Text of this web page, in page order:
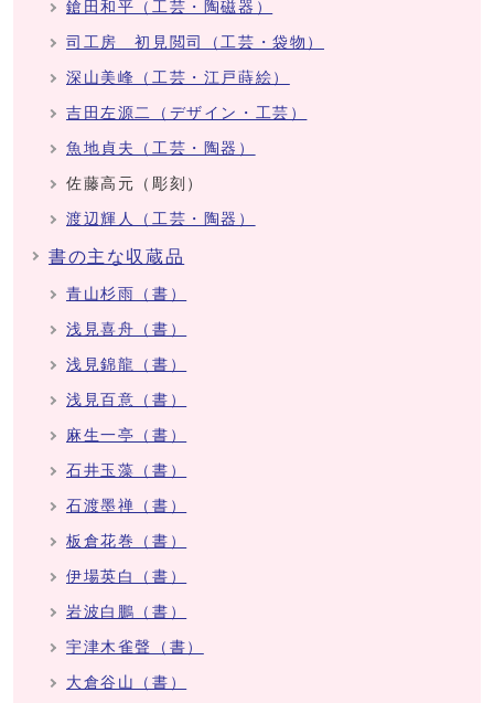
鎗田和平（工芸・陶磁器）
司工房 初見閲司（工芸・袋物）
深山美峰（工芸・江戸蒔絵）
吉田左源二（デザイン・工芸）
魚地貞夫（工芸・陶器）
佐藤高元（彫刻）
渡辺輝人（工芸・陶器）
書の主な収蔵品
青山杉雨（書）
浅見喜舟（書）
浅見錦龍（書）
浅見百意（書）
麻生一亭（書）
石井玉藻（書）
石渡墨禅（書）
板倉花巻（書）
伊場英白（書）
岩波白鵬（書）
宇津木雀聲（書）
大倉谷山（書）